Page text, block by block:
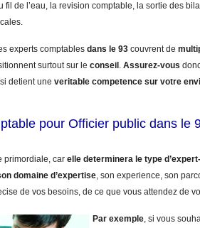
fil de l’eau, la revision comptable, la sortie des
experts comptables dans le 93 couvrent de
surtout sur le conseil . Assurez-vous
detient une veritable competence sur votre
pour Officier public dans le
primordiale, car elle determinera le type
domaine d’expertise, son experience, son
de vos besoins, de ce que vous attendez de
Par exemple, si vous